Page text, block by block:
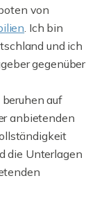
von
. Ich bin
und ich
gegenüber
auf
anbietenden
die Unterlagen